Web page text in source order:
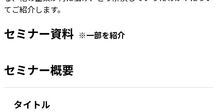
てご紹介します。
セミナー資料 ※一部を紹介
セミナー概要
タイトル